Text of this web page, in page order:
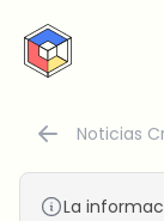
CryptoTicker
Noticias
La